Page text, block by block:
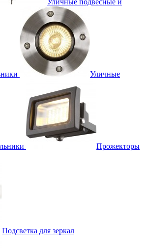
Уличные
Прожекторы
Подсветка для зеркал